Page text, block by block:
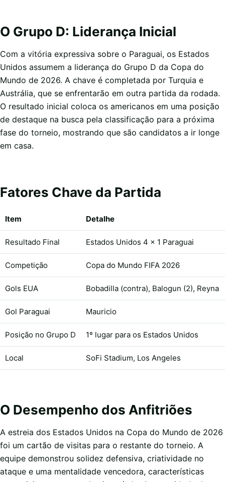
O Grupo D: Liderança Inicial
Com a vitória expressiva sobre o Paraguai, os Estados
Unidos assumem a liderança do Grupo D da Copa do
Mundo de 2026. A chave é completada por Turquia e
Austrália, que se enfrentarão em outra partida da rodada.
O resultado inicial coloca os americanos em uma posição
de destaque na busca pela classificação para a próxima
fase do torneio, mostrando que são candidatos a ir longe
em casa.
Fatores Chave da Partida
Item Detalhe
Resultado Final Estados Unidos 4 x 1 Paraguai
Competição Copa do Mundo FIFA 2026
Gols EUA Bobadilla (contra), Balogun (2), Reyna
Gol Paraguai Mauricio
Posição no Grupo D 1º lugar para os Estados Unidos
Local SoFi Stadium, Los Angeles
O Desempenho dos Anfitriões
A estreia dos Estados Unidos na Copa do Mundo de 2026
foi um cartão de visitas para o restante do torneio. A
equipe demonstrou solidez defensiva, criatividade no
ataque e uma mentalidade vencedora, características